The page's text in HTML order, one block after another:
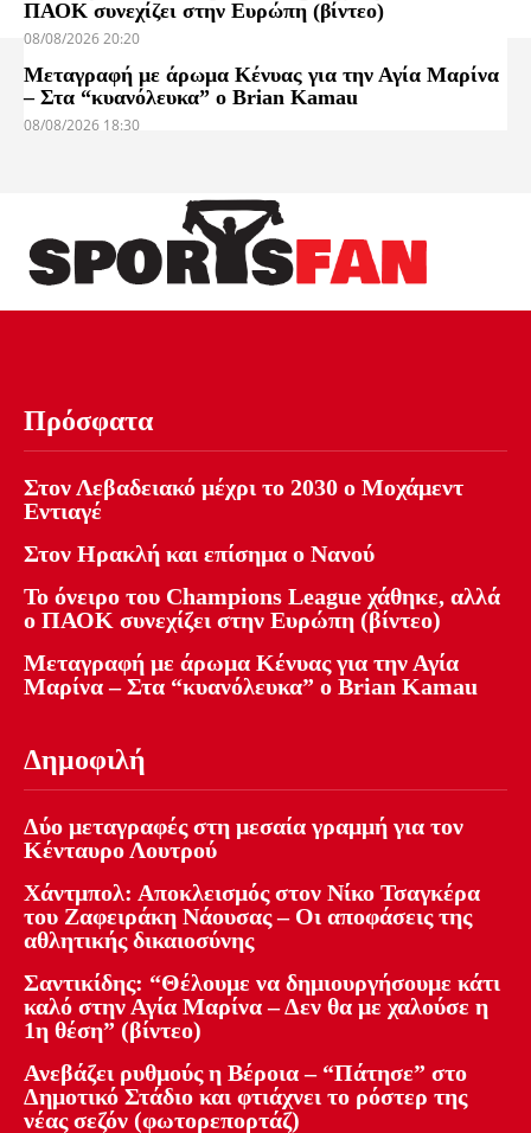
ΠΑΟΚ συνεχίζει στην Ευρώπη (βίντεο)
08/08/2026 20:20
Μεταγραφή με άρωμα Κένυας για την Αγία Μαρίνα
– Στα “κυανόλευκα” ο Brian Kamau
08/08/2026 18:30
Πρόσφατα
Στον Λεβαδειακό μέχρι το 2030 ο Μοχάμεντ
Εντιαγέ
Στον Ηρακλή και επίσημα ο Νανού
Το όνειρο του Champions League χάθηκε, αλλά
ο ΠΑΟΚ συνεχίζει στην Ευρώπη (βίντεο)
Μεταγραφή με άρωμα Κένυας για την Αγία
Μαρίνα – Στα “κυανόλευκα” ο Brian Kamau
Δημοφιλή
Δύο μεταγραφές στη μεσαία γραμμή για τον
Κένταυρο Λουτρού
Χάντμπολ: Αποκλεισμός στον Νίκο Τσαγκέρα
του Ζαφειράκη Νάουσας – Οι αποφάσεις της
αθλητικής δικαιοσύνης
Σαντικίδης: “Θέλουμε να δημιουργήσουμε κάτι
καλό στην Αγία Μαρίνα – Δεν θα με χαλούσε η
1η θέση” (βίντεο)
Ανεβάζει ρυθμούς η Βέροια – “Πάτησε” στο
Δημοτικό Στάδιο και φτιάχνει το ρόστερ της
νέας σεζόν (φωτορεπορτάζ)